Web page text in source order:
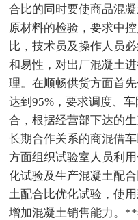
合比的同时要使商品混
原材料的检验，要求中
比，技术员及操作人员
和易性，对出厂混凝土
理。在顺畅供货方面首
达到95%，要求调度、
合，根据经营部下达的
长期合作关系的商混借
方面组织试验室人员利
化试验及生产混凝土配
土配合比优化试验，使
增加混凝土销售能力。